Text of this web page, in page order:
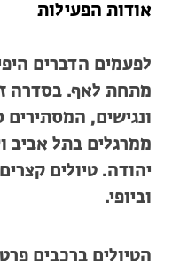
אודות הפעילות
לפעמים הדברים
מתחת לאף. בסדרה
ונגישים, המסתירים
ממרגלים בתל אביב
יהודה. טיולים
וביופי.
הטיולים ברכבים